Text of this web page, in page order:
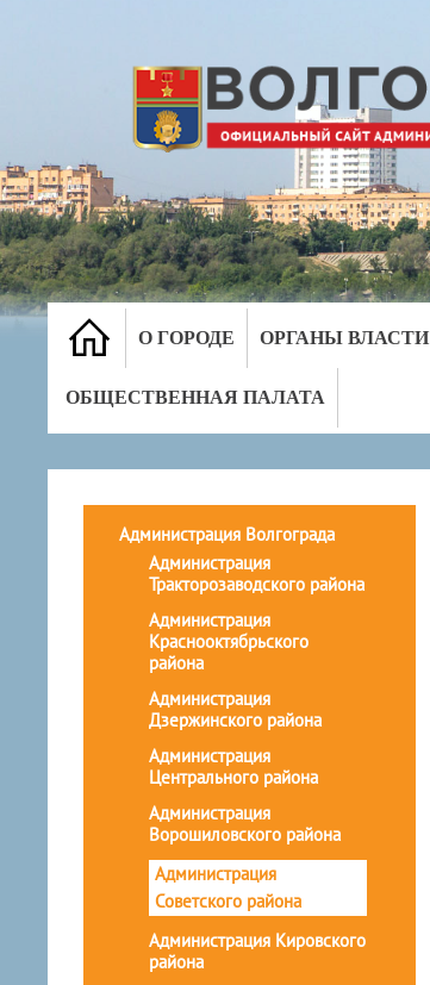
О ГОРОДЕ ОРГАНЫ ВЛАСТИ
ОБЩЕСТВЕННАЯ ПАЛАТА
Администрация Волгограда
Администрация
Тракторозаводского района
Администрация
Краснооктябрьского
района
Администрация
Дзержинского района
Администрация
Центрального района
Администрация
Ворошиловского района
Администрация
Советского района
Администрация Кировского
района